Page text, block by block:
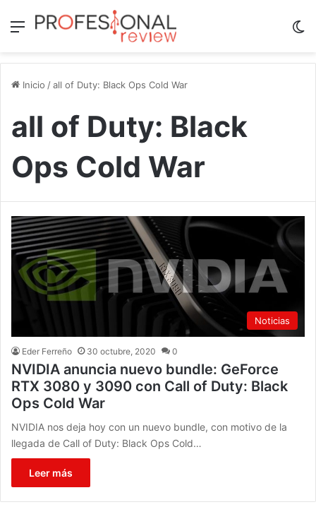
Menú
Inicio /all of Duty: Black Ops Cold War
all of Duty: Black
Ops Cold War
Noticias
Eder Ferreño 30 octubre, 2020 0
NVIDIA anuncia nuevo bundle: GeForce
RTX 3080 y 3090 con Call of Duty: Black
Ops Cold War
NVIDIA nos deja hoy con un nuevo bundle, con motivo de la
llegada de Call of Duty: Black Ops Cold…
Leer más